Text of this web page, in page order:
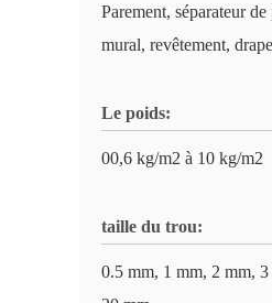
Parement, séparateur
mural, revêtement,
Le poids:
00,6 kg/m2 à 10 kg/m2
taille du trou:
0.5 mm, 1 mm, 2 mm,